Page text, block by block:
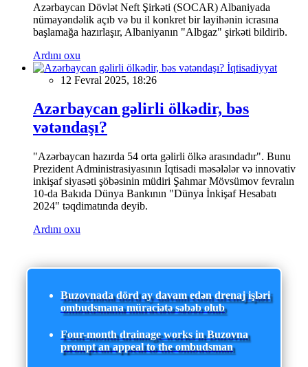
Azərbaycan Dövlət Neft Şirkəti (SOCAR) Albaniyada
nümayəndəlik açıb və bu il konkret bir layihənin icrasına
başlamağa hazırlaşır, Albaniyanın "Albgaz" şirkəti bildirib.
Ardını oxu
İqtisadiyyat
12 Fevral 2025, 18:26
Azərbaycan gəlirli ölkədir, bəs
vətəndaşı?
"Azərbaycan hazırda 54 orta gəlirli ölkə arasındadır". Bunu
Prezident Administrasiyasının İqtisadi məsələlər və innovativ
inkişaf siyasəti şöbəsinin müdiri Şahmar Mövsümov fevralın
10-da Bakıda Dünya Bankının "Dünya İnkişaf Hesabatı
2024" təqdimatında deyib.
Ardını oxu
Buzovnada dörd ay davam edən drenaj işləri
ombudsmana müraciətə səbəb olub
Four-month drainage works in Buzovna
prompt an appeal to the ombudsman